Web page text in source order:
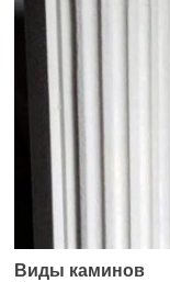
Виды каминов